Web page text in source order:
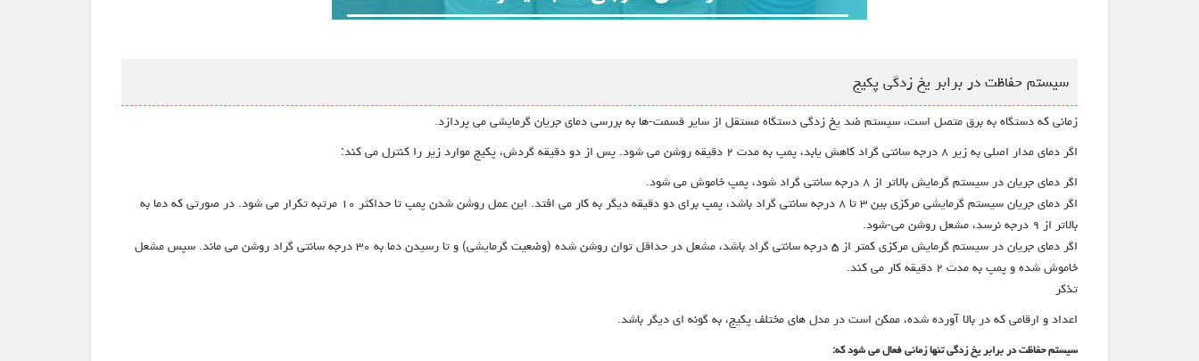
سیستم حفاظت در برابر یخ زدگی پکیج
زمانی که دستگاه به برق متصل است، سیستم ضد یخ زدگی دستگاه مستقل از سایر قسمت-ها به بررسی دمای جریان گرمایشی می پردازد.
اگر دمای مدار اصلی به زیر ۸ درجه سانتی گراد کاهش یابد، پمپ به مدت ۲ دقیقه روشن می شود. پس از دو دقیقه گردش، پکیج موارد زیر را کنترل می کند:
اگر دمای جریان در سیستم گرمایش بالاتر از ۸ درجه سانتی گراد شود، پمپ خاموش می شود.
اگر دمای جریان سیستم گرمایشی مرکزی بین ۳ تا ۸ درجه سانتی گراد باشد، پمپ برای دو دقیقه دیگر به کار می افتد. این عمل روشن شدن پمپ تا حداکثر ۱۰ مرتبه تکرار می شود. در صورتی که دما به
بالاتر از ۹ درجه نرسد، مشعل روشن می-شود.
اگر دمای جریان در سیستم گرمایش مرکزی کمتر از ۵ درجه سانتی گراد باشد، مشعل در حداقل توان روشن شده (وضعیت گرمایشی) و تا رسیدن دما به ۳۰ درجه سانتی گراد روشن می ماند. سپس مشعل
خاموش شده و پمپ به مدت ۲ دقیقه کار می کند.
تذکر
اعداد و ارقامی که در بالا آورده شده، ممکن است در مدل های مختلف پکیج، به گونه ای دیگر باشد.
سیستم حفاظت در برابر یخ زدگی تنها زمانی فعال می شود که: